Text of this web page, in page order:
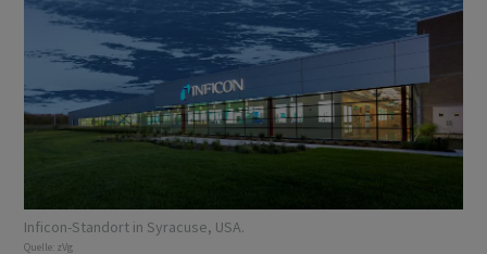
Inficon-Standort in Syracuse, USA.
Quelle: zVg